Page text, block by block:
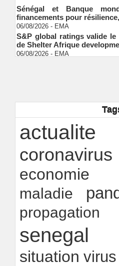
Sénégal et Banque
financements pour
06/08/2026 -EMA
S&P global ratings valide le
de Shelter Afrique
06/08/2026 -EMA
transparence locale, impact
Ndakhté M. GAYE
Rapport Bceao 2025 :
innovation
24/07/2026 -Ndakhté M. GAYE
actualite
coronavirus
economie
maladie
propagation
senegal
situation virus